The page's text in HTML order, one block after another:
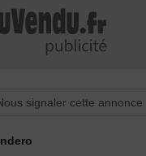
(retouche de micros
triangle)signaler cette annonce